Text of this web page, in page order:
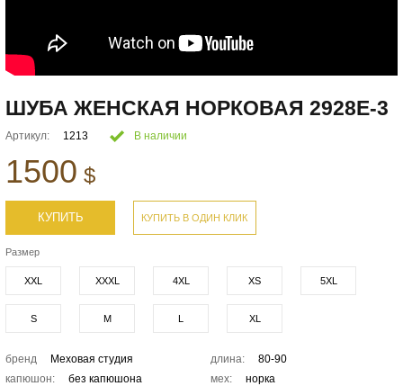
ШУБА ЖЕНСКАЯ НОРКОВАЯ 2928E-3
Артикул: 1213 В наличии
1500 $
КУПИТЬ КУПИТЬ В ОДИН КЛИК
Размер
XXL XXXL 4XL XS 5XL
S M L XL
бренд Меховая студия длина:
80-90
капюшон:
без капюшона мех:
норка